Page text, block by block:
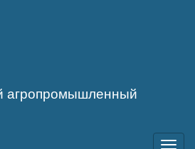
агропромышленный